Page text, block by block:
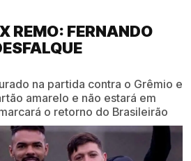
REMO: FERNANDO
na partida contra o Grêmio e
amarelo e não estará em
o retorno do Brasileirão